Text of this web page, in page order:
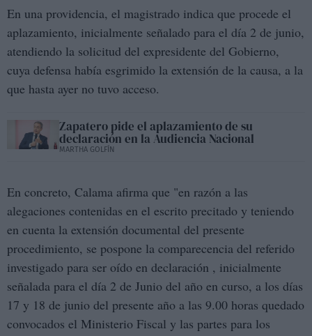
En una providencia, el magistrado indica que procede el
aplazamiento, inicialmente señalado para el día 2 de junio,
atendiendo la solicitud del expresidente del Gobierno,
cuya defensa había esgrimido la extensión de la causa, a la
que hasta ayer no tuvo acceso.
Zapatero pide el aplazamiento de su
declaración en la Audiencia Nacional
MARTHA GOLFÍN
En concreto, Calama afirma que "en razón a las
alegaciones contenidas en el escrito precitado y teniendo
en cuenta la extensión documental del presente
procedimiento, se pospone la comparecencia del referido
investigado para ser oído en declaración , inicialmente
señalada para el día 2 de Junio del año en curso, a los días
17 y 18 de junio del presente año a las 9.00 horas quedado
convocados el Ministerio Fiscal y las partes para los